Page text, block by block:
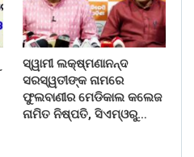
ସ୍ୱାମୀ ଲକ୍ଷ୍ମଣାନନ୍ଦ
ସରସ୍ୱତୀଙ୍କ ନାମରେ
ଫୁଲବାଣୀର ମେଡିକାଲ କଲେଜ
ନାମିତ ନିଷ୍ପତି, ସିଏମ୍‌ଓରୁ…